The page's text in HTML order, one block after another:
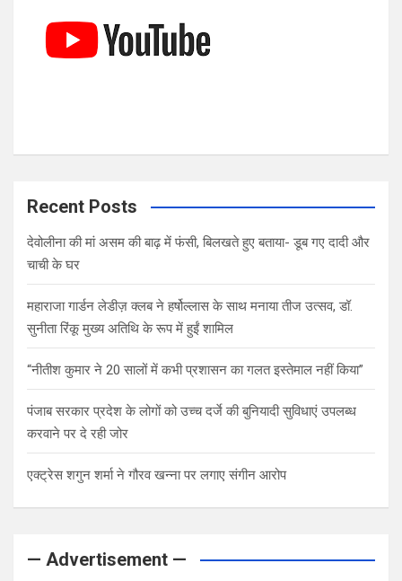
Recent Posts
देवोलीना की मां असम की बाढ़ में फंसी, बिलखते हुए बताया- डूब गए दादी और
चाची के घर
महाराजा गार्डन लेडीज़ क्लब ने हर्षोल्लास के साथ मनाया तीज उत्सव, डॉ.
सुनीता रिंकू मुख्य अतिथि के रूप में हुईं शामिल
“नीतीश कुमार ने 20 सालों में कभी प्रशासन का गलत इस्तेमाल नहीं किया”
पंजाब सरकार प्रदेश के लोगों को उच्च दर्जे की बुनियादी सुविधाएं उपलब्ध
करवाने पर दे रही जोर
एक्ट्रेस शगुन शर्मा ने गौरव खन्ना पर लगाए संगीन आरोप
— Advertisement —